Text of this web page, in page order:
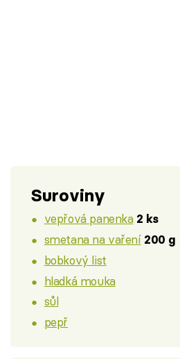
Suroviny
vepřová panenka 2 ks
smetana na vaření 200 g
bobkový list
hladká mouka
sůl
pepř